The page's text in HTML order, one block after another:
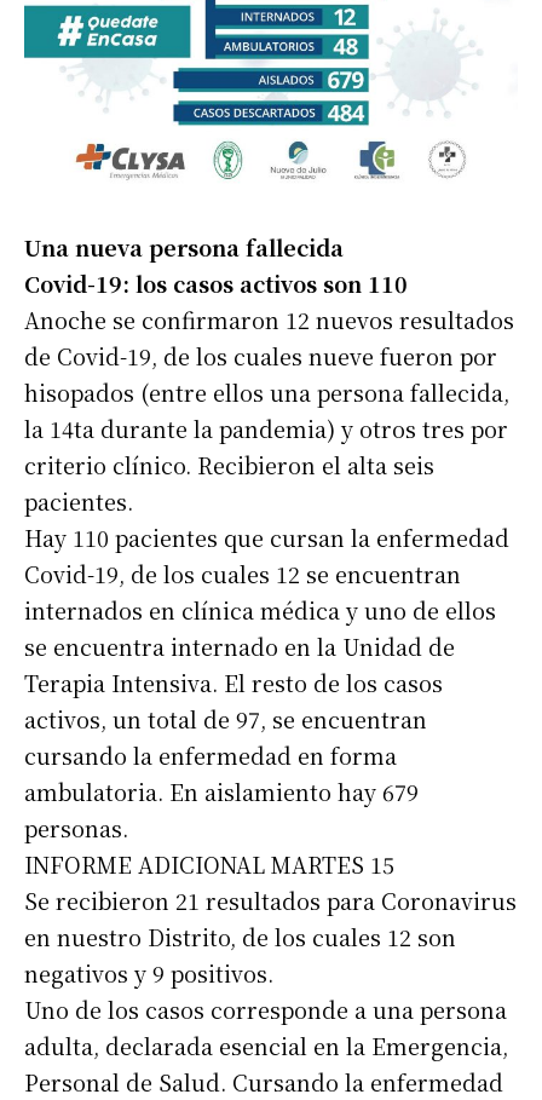
Una nueva persona fallecida
Covid-19: los casos activos son 110
Anoche se confirmaron 12 nuevos resultados
de Covid-19, de los cuales nueve fueron por
hisopados (entre ellos una persona fallecida,
la 14ta durante la pandemia) y otros tres por
criterio clínico. Recibieron el alta seis
pacientes.
Hay 110 pacientes que cursan la enfermedad
Covid-19, de los cuales 12 se encuentran
internados en clínica médica y uno de ellos
se encuentra internado en la Unidad de
Terapia Intensiva. El resto de los casos
activos, un total de 97, se encuentran
cursando la enfermedad en forma
ambulatoria. En aislamiento hay 679
personas.
INFORME ADICIONAL MARTES 15
Se recibieron 21 resultados para Coronavirus
en nuestro Distrito, de los cuales 12 son
negativos y 9 positivos.
Uno de los casos corresponde a una persona
adulta, declarada esencial en la Emergencia,
Personal de Salud. Cursando la enfermedad